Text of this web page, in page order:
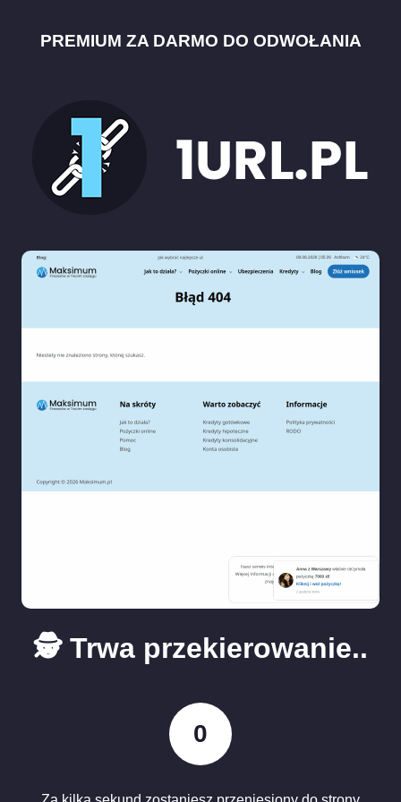
PREMIUM ZA DARMO DO ODWOŁANIA
🕵️ Trwa przekierowanie..
0